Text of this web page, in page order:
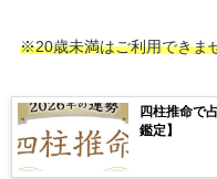
※20歳未満はご利用できま
四柱推命で
鑑定】